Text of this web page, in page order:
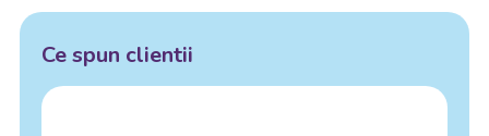
Ce spun clientii